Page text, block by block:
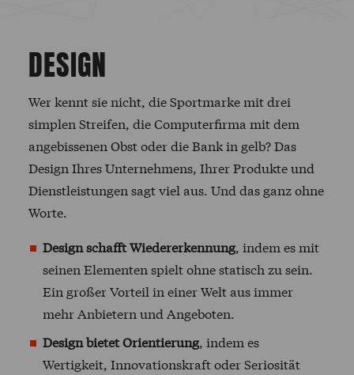
DESIGN
Wer kennt sie nicht, die Sportmarke mit drei
simplen Streifen, die Computerfirma mit dem
angebissenen Obst oder die Bank in gelb? Das
Design Ihres Unternehmens, Ihrer Produkte und
Dienstleistungen sagt viel aus. Und das ganz ohne
Worte.
Design schafft Wiedererkennung , indem es mit
seinen Elementen spielt ohne statisch zu sein.
Ein großer Vorteil in einer Welt aus immer
mehr Anbietern und Angeboten.
Design bietet Orientierung , indem es
Wertigkeit, Innovationskraft oder Seriosität